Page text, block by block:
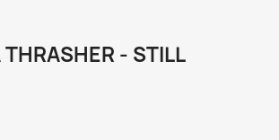
- STILL